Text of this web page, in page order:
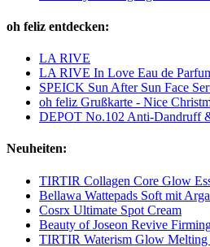
oh feliz entdecken:
LA RIVE
LA RIVE In Love Eau de
SPEICK Sun After Sun Face
oh feliz Grußkarte - Nice
DEPOT No.102 Anti-Dandruff
Neuheiten:
TIRTIR Collagen Core Glow
Bellawa Wattepads Soft mit
Cosrx Ultimate Spot Cream
Beauty of Joseon Revive
TIRTIR Waterism Glow